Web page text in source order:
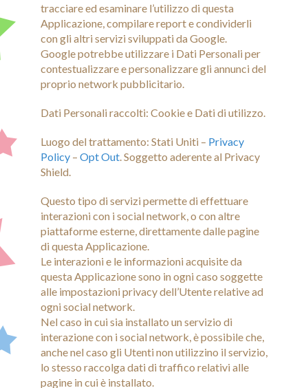
tracciare ed esaminare l’utilizzo di questa
Applicazione, compilare report e condividerli
con gli altri servizi sviluppati da Google.
Google potrebbe utilizzare i Dati Personali per
contestualizzare e personalizzare gli annunci del
proprio network pubblicitario.
Dati Personali raccolti: Cookie e Dati di utilizzo.
Luogo del trattamento: Stati Uniti – Privacy
Policy – Opt Out. Soggetto aderente al Privacy
Shield.
Questo tipo di servizi permette di effettuare
interazioni con i social network, o con altre
piattaforme esterne, direttamente dalle pagine
di questa Applicazione.
Le interazioni e le informazioni acquisite da
questa Applicazione sono in ogni caso soggette
alle impostazioni privacy dell’Utente relative ad
ogni social network.
Nel caso in cui sia installato un servizio di
interazione con i social network, è possibile che,
anche nel caso gli Utenti non utilizzino il servizio,
lo stesso raccolga dati di traffico relativi alle
pagine in cui è installato.